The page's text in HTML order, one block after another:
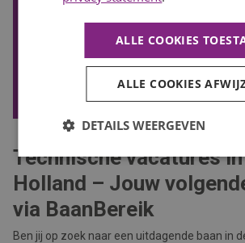
De nieuwste vacatures
VACATURE ALERT
Technische vacatures
Holland – Jouw
via BaanBereik
Ben jij op zoek naar een uitdagende baan in
ALLE COOKIES
ALLE COOKIES
DETAILS WEERGEVEN